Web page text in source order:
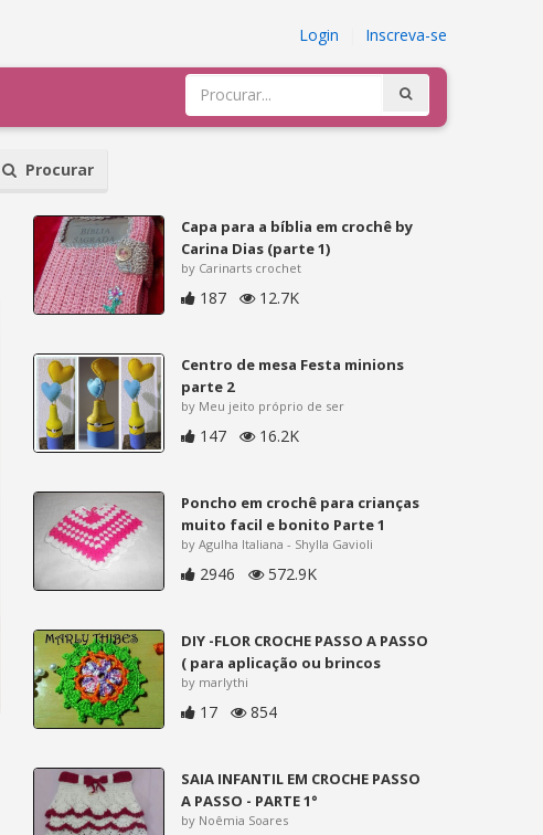
Login Inscreva-se
Procurar
Capa para a bíblia em crochê by
Carina Dias (parte 1)
by Carinarts crochet
187 12.7K
Centro de mesa Festa minions
parte 2
by Meu jeito próprio de ser
147 16.2K
Poncho em crochê para crianças
muito facil e bonito Parte 1
by Agulha Italiana - Shylla Gavioli
2946 572.9K
DIY -FLOR CROCHE PASSO A PASSO
( para aplicação ou brincos
by marlythi
17 854
SAIA INFANTIL EM CROCHE PASSO
A PASSO - PARTE 1°
by Noêmia Soares